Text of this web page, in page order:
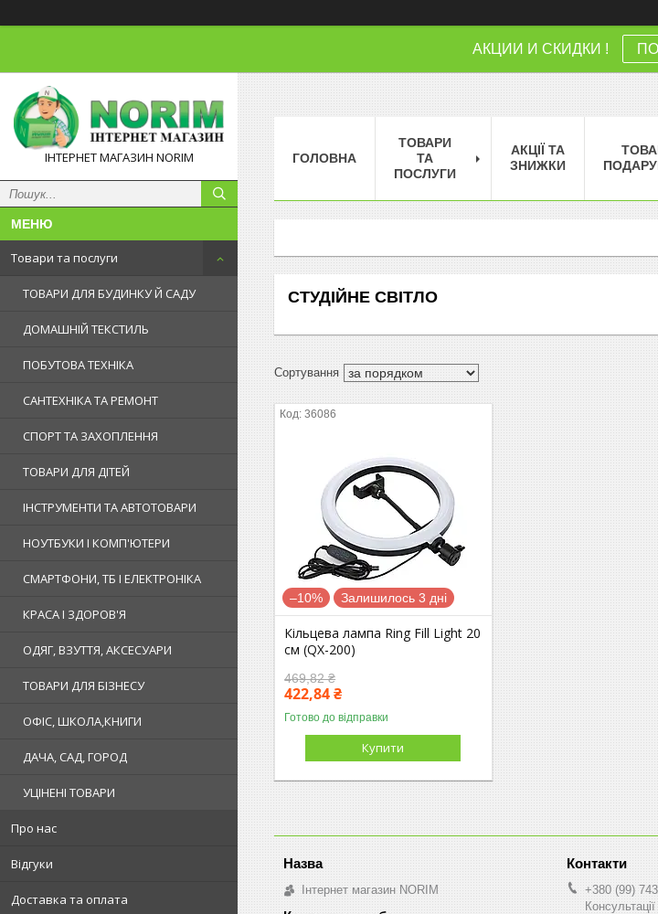
АКЦИИ И СКИДКИ !
ІНТЕРНЕТ МАГАЗИН NORIM
Товари та послуги
ТОВАРИ ДЛЯ БУДИНКУ Й САДУ
ДОМАШНІЙ ТЕКСТИЛЬ
ПОБУТОВА ТЕХНІКА
САНТЕХНІКА ТА РЕМОНТ
СПОРТ ТА ЗАХОПЛЕННЯ
ТОВАРИ ДЛЯ ДІТЕЙ
ІНСТРУМЕНТИ ТА АВТОТОВАРИ
НОУТБУКИ І КОМП'ЮТЕРИ
СМАРТФОНИ, ТБ І ЕЛЕКТРОНІКА
КРАСА І ЗДОРОВ'Я
ОДЯГ, ВЗУТТЯ, АКСЕСУАРИ
ТОВАРИ ДЛЯ БІЗНЕСУ
ОФІС, ШКОЛА,КНИГИ
ДАЧА, САД, ГОРОД
УЦІНЕНІ ТОВАРИ
Про нас
Відгуки
Доставка та оплата
ГОЛОВНА
ТОВАРИ
ТА
ПОСЛУГИ
АКЦІЇ ТА
ЗНИЖКИ
СТУДІЙНЕ СВІТЛО
36086
–10% Залишилось 3 дні
Кільцева лампа Ring Fill Light 20
см (QX-200)
469,82 ₴
422,84 ₴
Готово до відправки
Купити
Інтернет магазин NORIM
+380 (99)